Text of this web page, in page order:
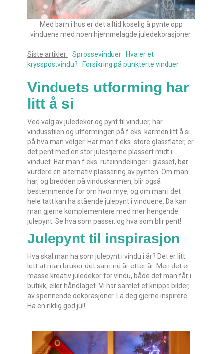
Med barn i hus er det alltid koselig å pynte opp
vinduene med noen hjemmelagde juledekorasjoner.
Siste artikler: Sprossevinduer
Hva er et
krysspostvindu?
Forsikring på punkterte vinduer
Vinduets utforming har
litt å si
Ved valg av juledekor og pynt til vinduer, har
vindusstilen og utformingen på f.eks. karmen litt å si
på hva man velger. Har man f.eks. store glassflater, er
det pent med en stor julestjerne plassert midt i
vinduet. Har man f.eks. ruteinndelinger i glasset, bør
vurdere en alternativ plassering av pynten. Om man
har, og bredden på vinduskarmen, blir også
bestemmende for om hvor mye, og om man i det
hele tatt kan ha stående julepynt i vinduene. Da kan
man gjerne komplementere med mer hengende
julepynt. Se hva som passer, og hva som blir pent!
Julepynt til inspirasjon
Hva skal man ha som julepynt i vindu i år? Det er litt
lett at man bruker det samme år etter år. Men det er
masse kreativ juledekor for vindu, både det man får i
butikk, eller håndlaget. Vi har samlet et knippe bilder,
av spennende dekorasjoner. La deg gjerne inspirere.
Ha en riktig god jul!